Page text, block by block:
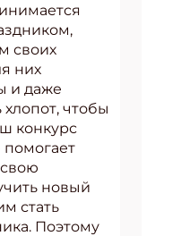
своих
них
и даже
чтобы
конкурс
помогает
новый
стать
Поэтому